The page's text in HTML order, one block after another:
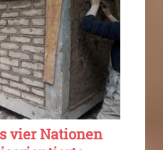
vier Nationen